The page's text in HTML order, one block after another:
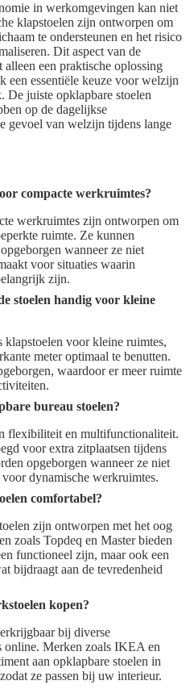
in werkomgevingen kan niet
klapstoelen zijn ontworpen om
te ondersteunen en het risico
Dit aspect van de
een praktische oplossing
een essentiële keuze voor welzijn
juiste opklapbare stoelen
op de dagelijkse
gevoel van welzijn tijdens lange
compacte werkruimtes?
werkruimtes zijn ontworpen om
ruimte. Ze kunnen
wanneer ze niet
voor situaties waarin
zijn.
stoelen handig voor kleine
klapstoelen voor kleine ruimtes,
meter optimaal te benutten.
waardoor er meer ruimte
bureau stoelen?
flexibiliteit en multifunctionaliteit.
voor extra zitplaatsen tijdens
opgeborgen wanneer ze niet
dynamische werkruimtes.
comfortabel?
zijn ontworpen met het oog
zoals Topdeq en Master bieden
functioneel zijn, maar ook een
bijdraagt aan de tevredenheid
kopen?
bij diverse
Merken zoals IKEA en
aan opklapbare stoelen in
ze passen bij uw interieur.